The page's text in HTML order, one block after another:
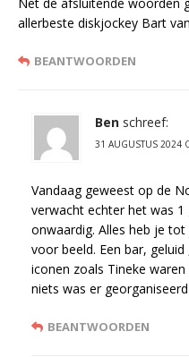
allerbeste diskjockey Bart
BEANTWOORDEN
Ben schreef:
31 AUGUSTUS 2024
Vandaag geweest op de
verwacht echter het was
onwaardig. Alles heb je
voor beeld. Een bar,
iconen zoals Tineke
niets was er
BEANTWOORDEN